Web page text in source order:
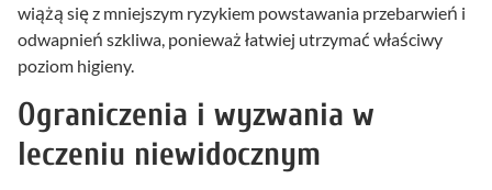
wiążą się z mniejszym ryzykiem powstawania przebarwień i
odwapnień szkliwa, ponieważ łatwiej utrzymać właściwy
poziom higieny.
Ograniczenia i wyzwania w
leczeniu niewidocznym